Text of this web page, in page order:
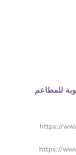
للمطاعم
https://
https://